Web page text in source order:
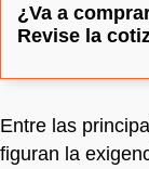
¿Va a
Revise la
Entre las
figuran la